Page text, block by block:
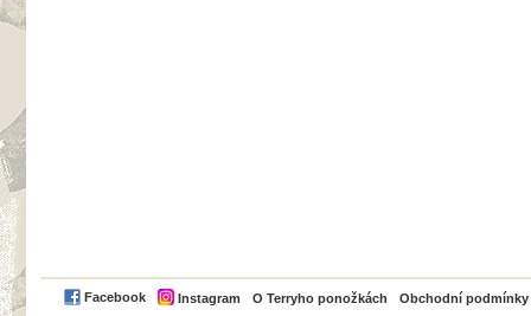
Facebook Instagram O Terryho ponožkách Obchodní podmínky
PayPal